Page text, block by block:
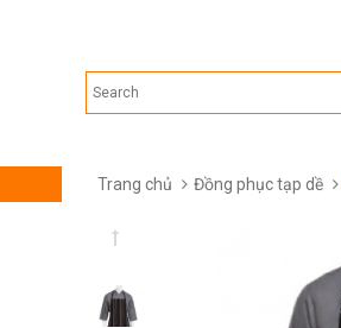
Trang chủ Đồng phục tạp dề